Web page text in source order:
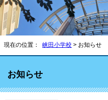
現在の位置： 峡田小学校 > お知らせ
お知らせ